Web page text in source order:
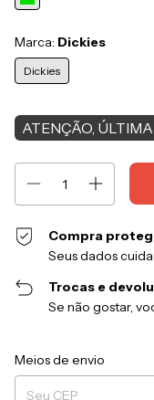
Marca: Dickies
Dickies
ATENÇÃO,
Compra
Seus dados
Trocas e
Se não gostar,
Entregas para o CEP:
Meios de envio